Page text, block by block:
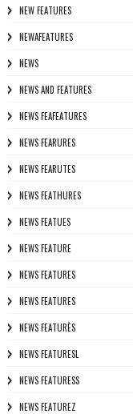
NEW FEATURES
NEWAFEATURES
NEWS
NEWS AND FEATURES
NEWS FEAFEATURES
NEWS FEARURES
NEWS FEARUTES
NEWS FEATHURES
NEWS FEATUES
NEWS FEATURE
NEWS FEATURES
NEWS FEATURES
NEWS FEATURÈS
NEWS FEATURESL
NEWS FEATURESS
NEWS FEATUREZ